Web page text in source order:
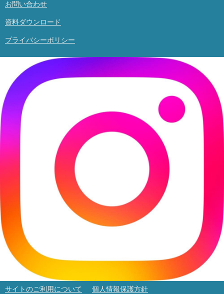
お問い合わせ
資料ダウンロード
プライバシーポリシー
サイトのご利用について 個人情報保護方針